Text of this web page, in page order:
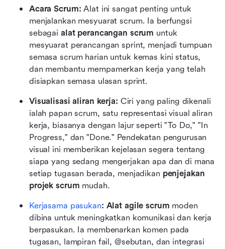
Acara Scrum: Alat ini sangat penting untuk
menjalankan mesyuarat scrum. Ia berfungsi
sebagai alat perancangan scrum untuk
mesyuarat perancangan sprint, menjadi tumpuan
semasa scrum harian untuk kemas kini status,
dan membantu mempamerkan kerja yang telah
disiapkan semasa ulasan sprint.
Visualisasi aliran kerja: Ciri yang paling dikenali
ialah papan scrum, satu representasi visual aliran
kerja, biasanya dengan lajur seperti "To Do," "In
Progress," dan "Done." Pendekatan pengurusan
visual ini memberikan kejelasan segera tentang
siapa yang sedang mengerjakan apa dan di mana
setiap tugasan berada, menjadikan penjejakan
projek scrum mudah.
Kerjasama pasukan: Alat agile scrum moden
dibina untuk meningkatkan komunikasi dan kerja
berpasukan. Ia membenarkan komen pada
tugasan, lampiran fail, @sebutan, dan integrasi